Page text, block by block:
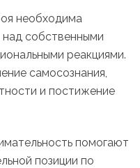
необходима
над собственными
реакциями.
самосознания,
и постижение
помогают
позиции по